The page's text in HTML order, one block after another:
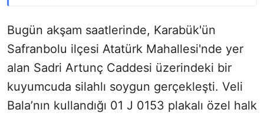
Bugün akşam saatlerinde, Karabük'ün
Safranbolu ilçesi Atatürk Mahallesi'nde yer
alan Sadri Artunç Caddesi üzerindeki bir
kuyumcuda silahlı soygun gerçekleşti. Veli
Bala’nın kullandığı 01 J 0153 plakalı özel halk